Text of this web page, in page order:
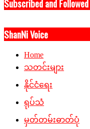
Subscribed and Followed
ShanNi Voice
Home
သတင်းများ
နိုင်ငံရေး
ရုပ်သံ
မှတ်တမ်းဓာတ်ပုံ